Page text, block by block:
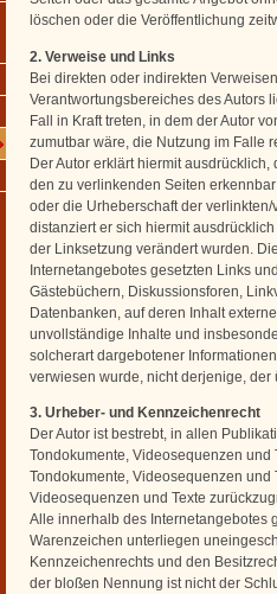
löschen oder die Veröffentlichung
2. Verweise und Links
Bei direkten oder indirekten
Verantwortungsbereiches des Autors
Fall in Kraft treten, in dem der Autor
zumutbar wäre, die Nutzung im Falle
Der Autor erklärt hiermit
den zu verlinkenden Seiten
oder die Urheberschaft der
distanziert er sich hiermit
der Linksetzung verändert wurden.
Internetangebotes gesetzten Links
Gästebüchern, Diskussionsforen,
Datenbanken, auf deren Inhalt
unvollständige Inhalte und
solcherart dargebotener
verwiesen wurde, nicht derjenige,
3. Urheber- und Kennzeichenrecht
Der Autor ist bestrebt, in allen
Tondokumente, Videosequenzen und
Tondokumente, Videosequenzen und
Videosequenzen und Texte
Alle innerhalb des Internetangebotes
Warenzeichen unterliegen
Kennzeichenrechts und den
der bloßen Nennung ist nicht der